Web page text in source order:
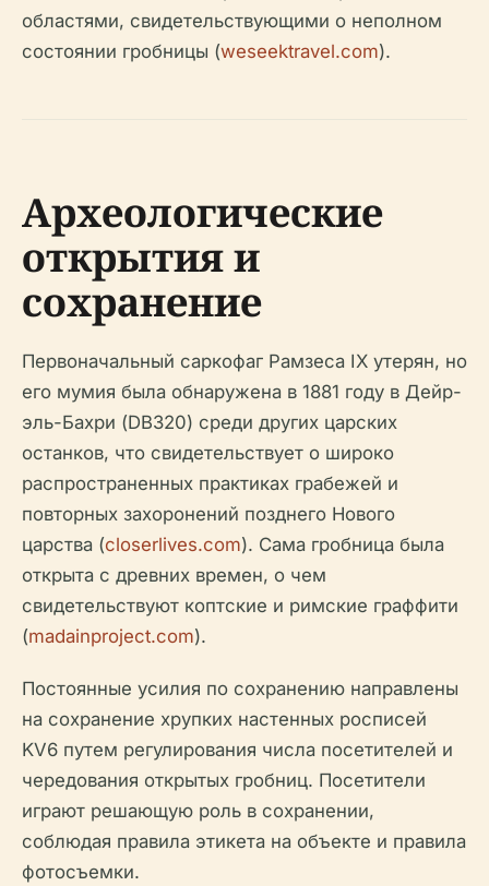
областями, свидетельствующими о неполном
состоянии гробницы (weseektravel.com).
Археологические
открытия и
сохранение
Первоначальный саркофаг Рамзеса IX утерян, но
его мумия была обнаружена в 1881 году в Дейр-
эль-Бахри (DB320) среди других царских
останков, что свидетельствует о широко
распространенных практиках грабежей и
повторных захоронений позднего Нового
царства (closerlives.com). Сама гробница была
открыта с древних времен, о чем
свидетельствуют коптские и римские граффити
(madainproject.com).
Постоянные усилия по сохранению направлены
на сохранение хрупких настенных росписей
KV6 путем регулирования числа посетителей и
чередования открытых гробниц. Посетители
играют решающую роль в сохранении,
соблюдая правила этикета на объекте и правила
фотосъемки.